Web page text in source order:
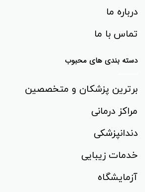
درباره ما
تماس با ما
دسته بندی های محبوب
برترین پزشکان و متخصصین
مراکز درمانی
دندانپزشکی
خدمات زیبایی
آزمایشگاه